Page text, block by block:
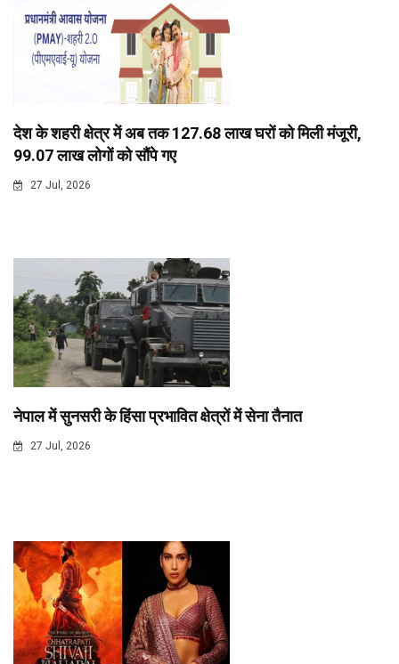
देश के शहरी क्षेत्र में अब तक 127.68 लाख घरों को मिली मंजूरी,
99.07 लाख लोगों को सौंपे गए
27 Jul, 2026
नेपाल में सुनसरी के हिंसा प्रभावित क्षेत्रों में सेना तैनात
27 Jul, 2026